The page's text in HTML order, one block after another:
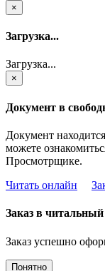
×
Загрузка...
Загрузка...
×
Документ в
Документ
можете
Просмотрщике.
Читать онлайн
Заказ в
Заказ успешно
Понятно